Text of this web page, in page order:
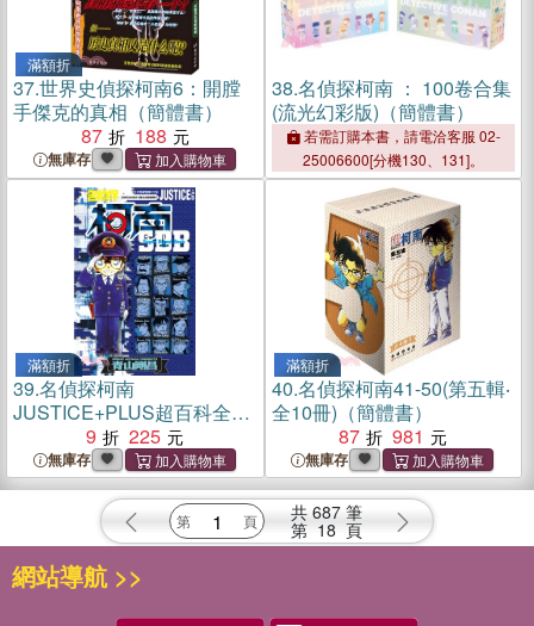
滿額折
37.世界史偵探柯南6：開膛
手傑克的真相（簡體書）
87
188
無庫存
38.名偵探柯南 ： 100卷合集
(流光幻彩版)（簡體書）
若需訂購本書，請電洽客服 02-
25006600[分機130、131]。
滿額折
39.名偵探柯南
JUSTICE+PLUS超百科全書
9 225
無庫存
滿額折
40.名偵探柯南41-50(第五輯‧
全10冊)（簡體書）
87
981
無庫存
共 687 筆
第 18 頁
網站導航 >>